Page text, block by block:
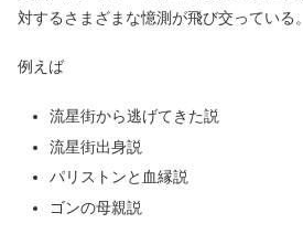
対するさまざまな憶測が飛び交っている。
例えば
流星街から逃げてきた説
流星街出身説
パリストンと血縁説
ゴンの母親説